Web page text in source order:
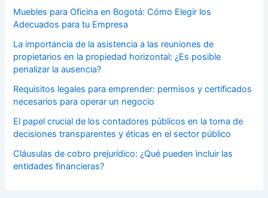
Muebles para Oficina en Bogotá: Cómo Elegir los
Adecuados para tu Empresa
La importancia de la asistencia a las reuniones de
propietarios en la propiedad horizontal: ¿Es posible
penalizar la ausencia?
Requisitos legales para emprender: permisos y certificados
necesarios para operar un negocio
El papel crucial de los contadores públicos en la toma de
decisiones transparentes y éticas en el sector público
Cláusulas de cobro prejurídico: ¿Qué pueden incluir las
entidades financieras?